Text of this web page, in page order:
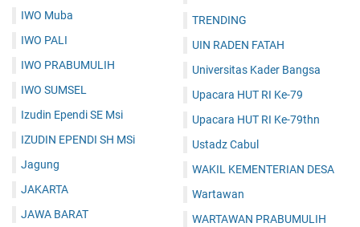
IWO Muba
IWO PALI
IWO PRABUMULIH
IWO SUMSEL
Izudin Ependi SE Msi
IZUDIN EPENDI SH MSi
Jagung
JAKARTA
JAWA BARAT
TRENDING
UIN RADEN FATAH
Universitas Kader Bangsa
Upacara HUT RI Ke-79
Upacara HUT RI Ke-79thn
Ustadz Cabul
WAKIL KEMENTERIAN DESA
Wartawan
WARTAWAN PRABUMULIH